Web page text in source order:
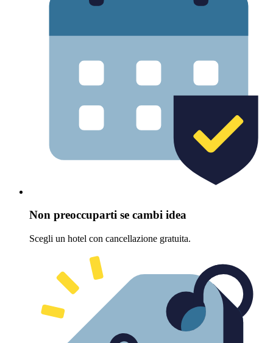
Non preoccuparti se cambi idea
Scegli un hotel con cancellazione gratuita.